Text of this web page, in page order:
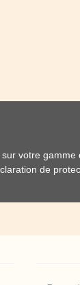
votre gamme
de